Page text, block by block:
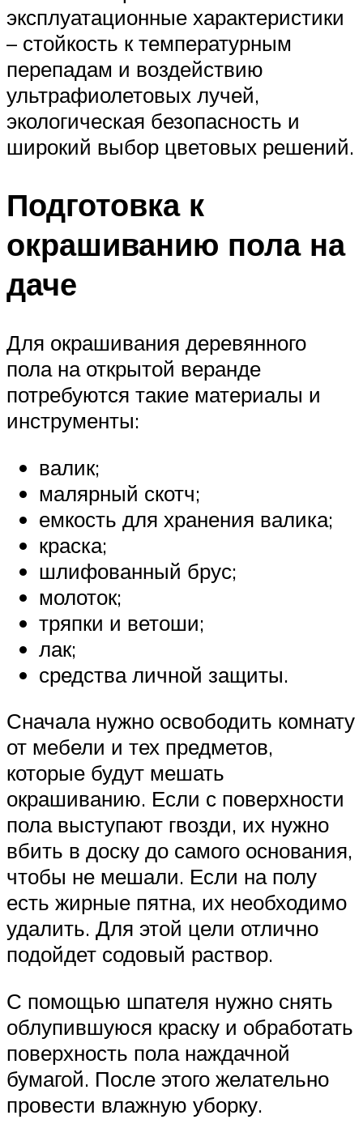
эксплуатационные характеристики
– стойкость к температурным
перепадам и воздействию
ультрафиолетовых лучей,
экологическая безопасность и
широкий выбор цветовых решений.
Подготовка к
окрашиванию пола на
даче
Для окрашивания деревянного
пола на открытой веранде
потребуются такие материалы и
инструменты:
валик;
малярный скотч;
емкость для хранения валика;
краска;
шлифованный брус;
молоток;
тряпки и ветоши;
лак;
средства личной защиты.
Сначала нужно освободить комнату
от мебели и тех предметов,
которые будут мешать
окрашиванию. Если с поверхности
пола выступают гвозди, их нужно
вбить в доску до самого основания,
чтобы не мешали. Если на полу
есть жирные пятна, их необходимо
удалить. Для этой цели отлично
подойдет содовый раствор.
С помощью шпателя нужно снять
облупившуюся краску и обработать
поверхность пола наждачной
бумагой. После этого желательно
провести влажную уборку.